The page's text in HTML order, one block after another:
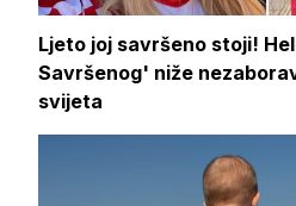
Ljeto joj savršeno stoji!
Savršenog' niže
svijeta